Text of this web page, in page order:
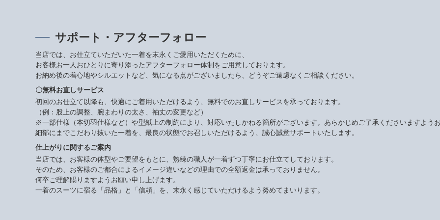
サポート・アフターフォロー
当店では、お仕立ていただいた一着を末永くご愛用いただくために、
お客様お一人おひとりに寄り添ったアフターフォロー体制をご用意しております。
お納め後の着心地やシルエットなど、気になる点がございましたら、どうぞご遠慮なくご相談ください。
〇無料お直しサービス
初回のお仕立て以降も、快適にご着用いただけるよう、無料でのお直しサービスを承っております。
（例：股上の調整、腕まわりの太さ、袖丈の変更など）
※一部仕様（本切羽仕様など）や型紙上の制約により、対応いたしかねる箇所がございます。あらかじめご了承くださいますようお
細部にまでこだわり抜いた一着を、最良の状態でお召しいただけるよう、誠心誠意サポートいたします。
仕上がりに関するご案内
当店では、お客様の体型やご要望をもとに、熟練の職人が一着ずつ丁寧にお仕立てしております。
そのため、お客様のご都合によるイメージ違いなどの理由での全額返金は承っておりません。
何卒ご理解賜りますようお願い申し上げます。
一着のスーツに宿る「品格」と「信頼」を、末永く感じていただけるよう努めてまいります。